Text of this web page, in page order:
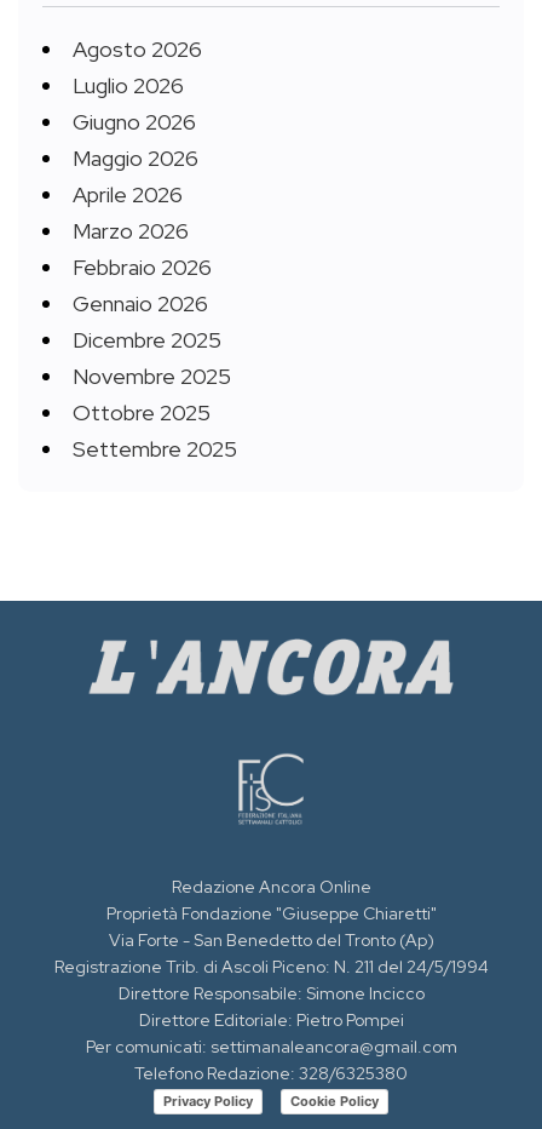
Agosto 2026
Luglio 2026
Giugno 2026
Maggio 2026
Aprile 2026
Marzo 2026
Febbraio 2026
Gennaio 2026
Dicembre 2025
Novembre 2025
Ottobre 2025
Settembre 2025
Redazione Ancora Online
Proprietà Fondazione "Giuseppe Chiaretti"
Via Forte - San Benedetto del Tronto (Ap)
Registrazione Trib. di Ascoli Piceno: N. 211 del 24/5/1994
Direttore Responsabile: Simone Incicco
Direttore Editoriale: Pietro Pompei
Per comunicati: settimanaleancora@gmail.com
Telefono Redazione: 328/6325380
Privacy Policy Cookie Policy